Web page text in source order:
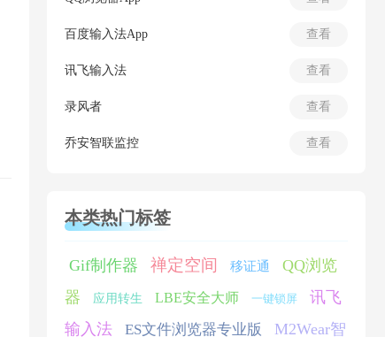
查看
百度输入法App
查看
讯飞输入法
查看
录风者
查看
乔安智联监控
本类热门标签
Gif制作器 禅定空间 移证通
QQ浏览
器
应用转生 LBE安全大师 一键锁屏
讯飞
输入法
ES文件浏览器专业版
M2Wear智